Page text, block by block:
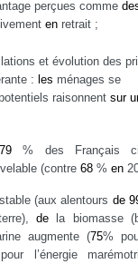
perçues comme
en retrait ;
et évolution des
: les ménages se
raisonnent sur
79 % des Français
(contre 68 % en
stable (aux alentours de
dela biomasse
augmente (75%
l’énergie